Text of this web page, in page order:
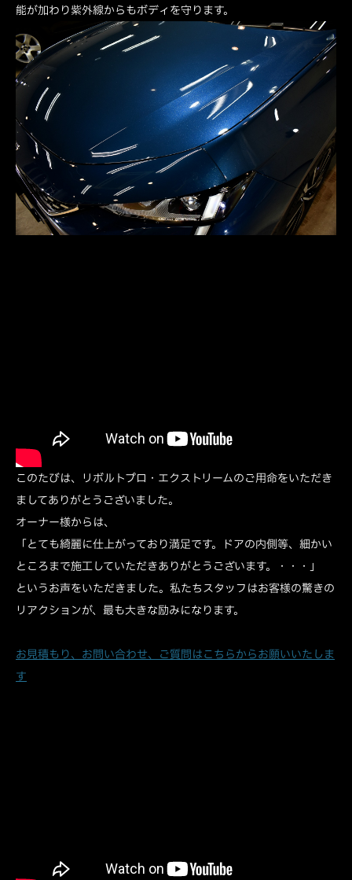
能が加わり紫外線からもボディを守ります。
このたびは、リボルトプロ・エクストリームのご用命をいただき
ましてありがとうございました。
オーナー様からは、
「とても綺麗に仕上がっており満足です。ドアの内側等、細かい
ところまで施工していただきありがとうございます。・・・」
というお声をいただきました。私たちスタッフはお客様の驚きの
リアクションが、最も大きな励みになります。
お見積もり、お問い合わせ、ご質問はこちらからお願いいたしま
す